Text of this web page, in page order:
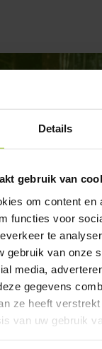
Details
gebruik van
om content en
functies voor
te
gebruik van onze
media,
gegevens
ze heeft
van uw gebruik